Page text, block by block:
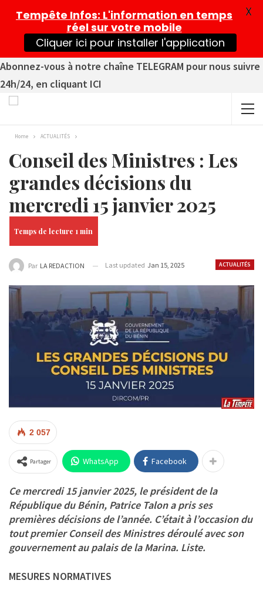
Abonnez-vous à notre chaîne TELEGRAM pour nous suivre
24h/24, en cliquant ICI
Home ACTUALITÉS
Conseil des Ministres : Les
grandes décisions du
mercredi 15 janvier 2025
ACTUALITÉS
Par LA REDACTION Last updated Jan 15, 2025
2 057
Partager WhatsApp Facebook
Ce mercredi 15 janvier 2025, le président de la
République du Bénin, Patrice Talon a pris ses
premières décisions de l’année. C’était à l’occasion du
tout premier Conseil des Ministres déroulé avec son
gouvernement au palais de la Marina. Liste.
MESURES NORMATIVES
Tempête Infos: L'information en temps
réel sur votre mobile
Cliquer ici pour installer l'application
X